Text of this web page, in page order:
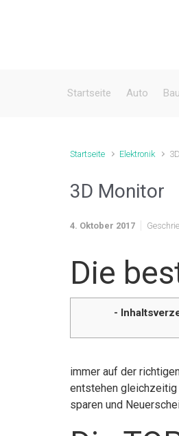
Startseite Auto
Startseite Elektronik
3D Monitor
4. Oktober 2017
Die
-
immer auf der
entstehen gleichzeitig
sparen und